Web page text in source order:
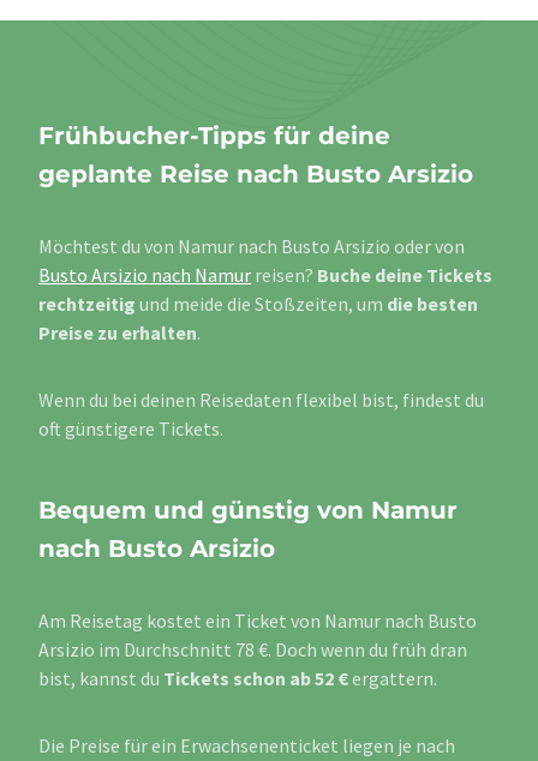
Frühbucher-Tipps für deine
geplante Reise nach Busto Arsizio
Möchtest du von Namur nach Busto Arsizio oder von
Busto Arsizio nach Namur reisen? Buche deine Tickets
rechtzeitig und meide die Stoßzeiten, um die besten
Preise zu erhalten.
Wenn du bei deinen Reisedaten flexibel bist, findest du
oft günstigere Tickets.
Bequem und günstig von Namur
nach Busto Arsizio
Am Reisetag kostet ein Ticket von Namur nach Busto
Arsizio im Durchschnitt 78 €. Doch wenn du früh dran
bist, kannst du Tickets schon ab 52 €ergattern.
Die Preise für ein Erwachsenenticket liegen je nach